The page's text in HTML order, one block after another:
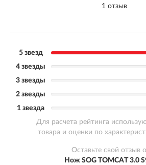
1 отзыв
5 звезд
4 звезды
3 звезды
2 звезды
1 звезда
Для расчета рейтинга
товара и оценки по
Оставьте свой отзыв
Нож SOG TOMCAT 3.0